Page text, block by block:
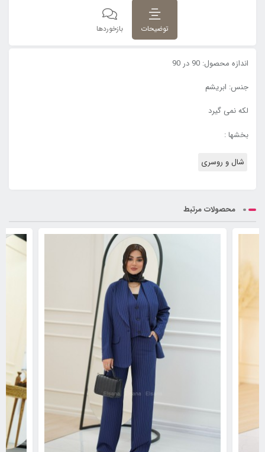
توضیحات بازخوردها
اندازه محصول: 90 در 90
جنس: ابریشم
لکه نمی گیرد
بخشها :
شال و روسری
محصولات مرتبط